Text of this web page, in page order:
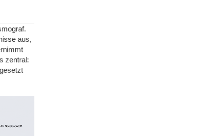
seinen
immer
aus,
zentral: